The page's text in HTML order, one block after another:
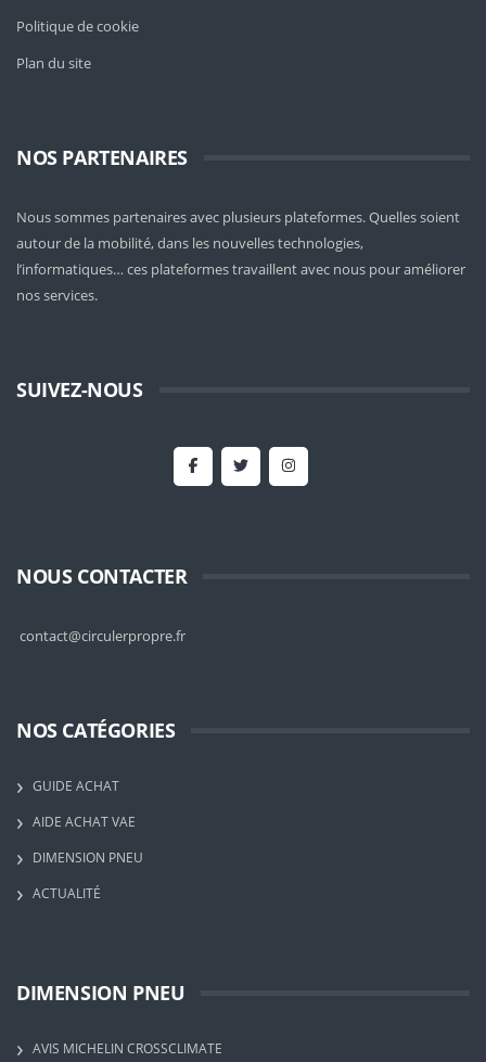
Politique de cookie
Plan du site
NOS PARTENAIRES
Nous sommes partenaires avec plusieurs plateformes. Quelles soient
autour de la mobilité, dans les nouvelles technologies,
l’informatiques… ces plateformes travaillent avec nous pour améliorer
nos services.
SUIVEZ-NOUS
NOUS CONTACTER
contact@circulerpropre.fr
NOS CATÉGORIES
GUIDE ACHAT
AIDE ACHAT VAE
DIMENSION PNEU
ACTUALITÉ
DIMENSION PNEU
AVIS MICHELIN CROSSCLIMATE